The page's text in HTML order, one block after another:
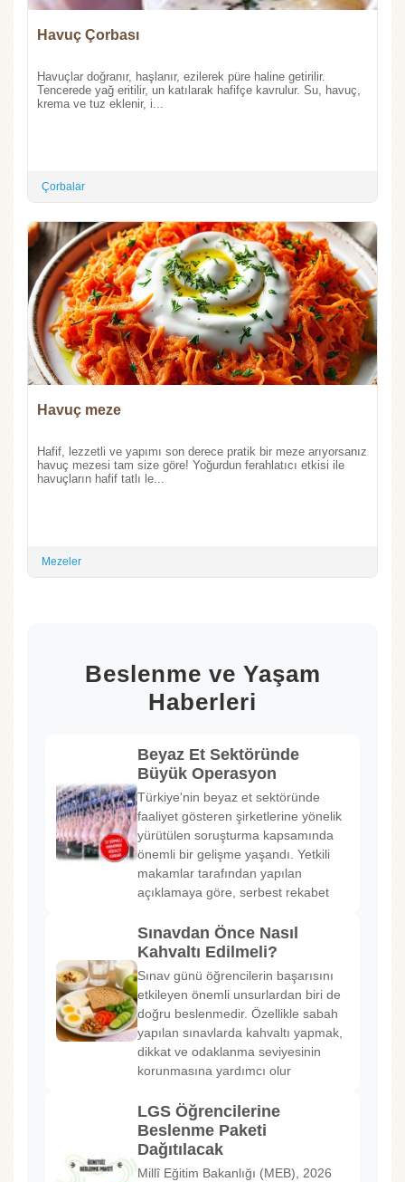
Havuç Çorbası
Havuçlar doğranır, haşlanır, ezilerek püre haline getirilir.
Tencerede yağ eritilir, un katılarak hafifçe kavrulur. Su, havuç,
krema ve tuz eklenir, i...
Çorbalar
Havuç meze
Hafif, lezzetli ve yapımı son derece pratik bir meze arıyorsanız
havuç mezesi tam size göre! Yoğurdun ferahlatıcı etkisi ile
havuçların hafif tatlı le...
Mezeler
Beslenme ve Yaşam
Haberleri
Beyaz Et Sektöründe
Büyük Operasyon
Türkiye'nin beyaz et sektöründe
faaliyet gösteren şirketlerine yönelik
yürütülen soruşturma kapsamında
önemli bir gelişme yaşandı. Yetkili
makamlar tarafından yapılan
açıklamaya göre, serbest rekabet
Sınavdan Önce Nasıl
Kahvaltı Edilmeli?
Sınav günü öğrencilerin başarısını
etkileyen önemli unsurlardan biri de
doğru beslenmedir. Özellikle sabah
yapılan sınavlarda kahvaltı yapmak,
dikkat ve odaklanma seviyesinin
korunmasına yardımcı olur
LGS Öğrencilerine
Beslenme Paketi
Dağıtılacak
Millî Eğitim Bakanlığı (MEB), 2026